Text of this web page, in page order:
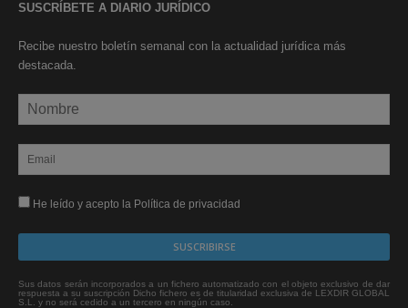
SUSCRÍBETE A DIARIO JURÍDICO
Recibe nuestro boletín semanal con la actualidad jurídica más
destacada.
He leído y acepto la Política de privacidad
Sus datos serán incorporados a un fichero automatizado con el objeto exclusivo de dar
respuesta a su suscripción Dicho fichero es de titularidad exclusiva de LEXDIR GLOBAL
S.L. y no será cedido a un tercero en ningún caso.